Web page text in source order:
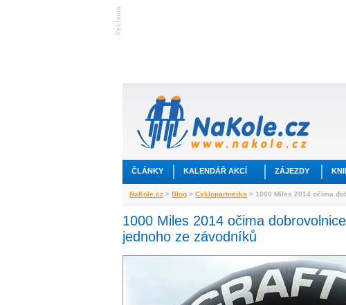
ČLÁNKY KALENDÁŘ AKCÍ ZÁJEZDY
NaKole.cz > Blog > Cyklopartnerka > 1000 Miles 2014 očima
1000 Miles 2014 očima
jednoho ze závodníků